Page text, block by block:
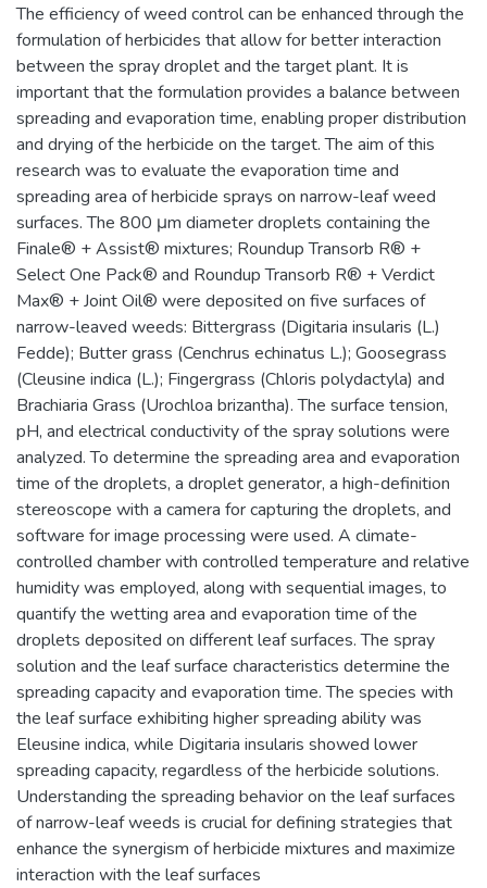
The efficiency of weed control can be enhanced through the
formulation of herbicides that allow for better interaction
between the spray droplet and the target plant. It is
important that the formulation provides a balance between
spreading and evaporation time, enabling proper distribution
and drying of the herbicide on the target. The aim of this
research was to evaluate the evaporation time and
spreading area of herbicide sprays on narrow-leaf weed
surfaces. The 800 μm diameter droplets containing the
Finale® + Assist® mixtures; Roundup Transorb R® +
Select One Pack® and Roundup Transorb R® + Verdict
Max® + Joint Oil® were deposited on five surfaces of
narrow-leaved weeds: Bittergrass (Digitaria insularis (L.)
Fedde); Butter grass (Cenchrus echinatus L.); Goosegrass
(Cleusine indica (L.); Fingergrass (Chloris polydactyla) and
Brachiaria Grass (Urochloa brizantha). The surface tension,
pH, and electrical conductivity of the spray solutions were
analyzed. To determine the spreading area and evaporation
time of the droplets, a droplet generator, a high-definition
stereoscope with a camera for capturing the droplets, and
software for image processing were used. A climate-
controlled chamber with controlled temperature and relative
humidity was employed, along with sequential images, to
quantify the wetting area and evaporation time of the
droplets deposited on different leaf surfaces. The spray
solution and the leaf surface characteristics determine the
spreading capacity and evaporation time. The species with
the leaf surface exhibiting higher spreading ability was
Eleusine indica, while Digitaria insularis showed lower
spreading capacity, regardless of the herbicide solutions.
Understanding the spreading behavior on the leaf surfaces
of narrow-leaf weeds is crucial for defining strategies that
enhance the synergism of herbicide mixtures and maximize
interaction with the leaf surfaces